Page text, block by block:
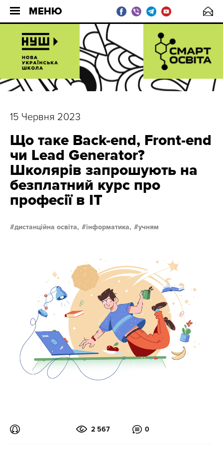
МЕНЮ
15 Червня 2023
Що таке Back-end, Front-end
чи Lead Generator?
Школярів запрошують на
безплатний курс про
професії в ІТ
дистанційна освіта, інформатика, учням
2 567 0